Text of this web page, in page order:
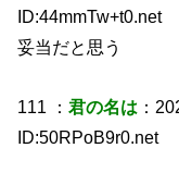
ID:44mmTw+t0.net
妥当だと思う
111 ：君の名は ：
ID:50RPoB9r0.net